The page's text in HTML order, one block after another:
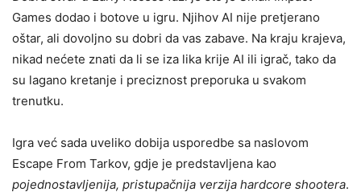
Games dodao i botove u igru. Njihov AI nije pretjerano
oštar, ali dovoljno su dobri da vas zabave. Na kraju krajeva,
nikad nećete znati da li se iza lika krije AI ili igrač, tako da
su lagano kretanje i preciznost preporuka u svakom
trenutku.
Igra već sada uveliko dobija usporedbe sa naslovom
Escape From Tarkov, gdje je predstavljena kao
pojednostavljenija, pristupačnija verzija hardcore shootera.